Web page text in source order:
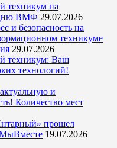
техникум на
Дню ВМФ 29.07.2026
и безопасность на
техникуме
29.07.2026
техникум: Ваш
технологий!
и
Количество мест
прошел
19.07.2026